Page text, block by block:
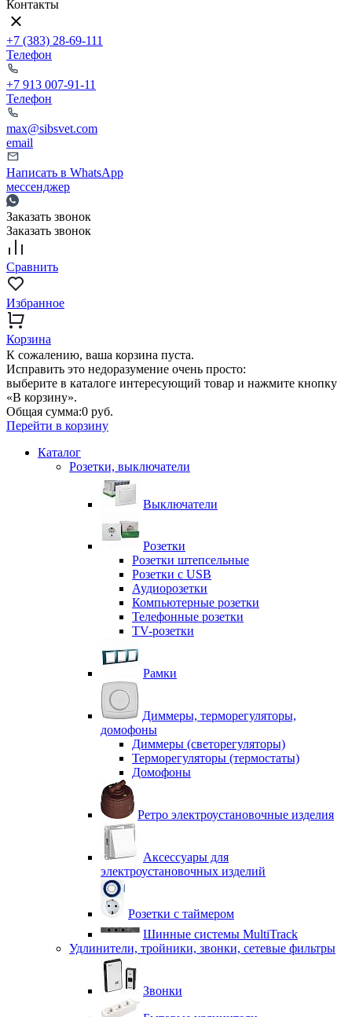
Контакты
+7 (383) 28-69-111
Телефон
+7 913 007-91-11
Телефон
max@sibsvet.com
email
Написать в WhatsApp
мессенджер
Заказать звонок
Заказать звонок
Сравнить
Избранное
Корзина
К сожалению, ваша корзина пуста.
Исправить это недоразумение очень просто:
выберите в каталоге интересующий товар и нажмите кнопку
«В корзину».
Общая сумма:0 руб.
Перейти в корзину
Каталог
Розетки, выключатели
Выключатели
Розетки
Розетки штепсельные
Розетки с USB
Аудиорозетки
Компьютерные розетки
Телефонные розетки
TV-розетки
Рамки
Диммеры, терморегуляторы,
домофоны
Диммеры (светорегуляторы)
Терморегуляторы (термостаты)
Домофоны
Ретро электроустановочные изделия
Аксессуары для
электроустановочных изделий
Розетки с таймером
Шинные системы MultiTrack
Удлинители, тройники, звонки, сетевые фильтры
Звонки